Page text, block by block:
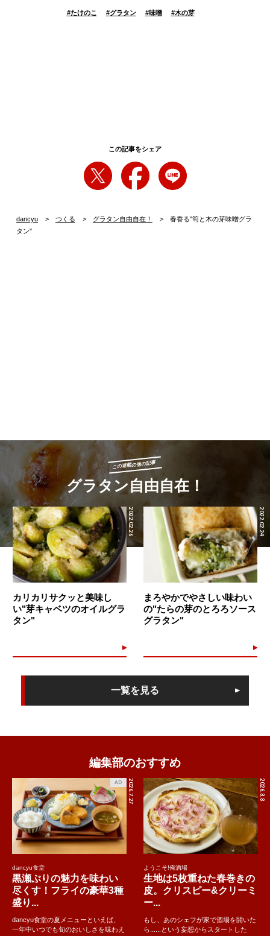
#たけのこ #グラタン #味噌 #木の芽
この記事をシェア
dancyu つくる グラタン自由自在！
春香る"筍と木の芽味噌グラ
タン"
この連載の他の記事
グラタン自由自在！
2022.02.26
カリカリサクッと美味し
い"芽キャベツのオイルグラ
タン"
2022.02.24
まろやかでやさしい味わい
の"たらの芽のとろろソース
グラタン"
一覧を見る
編集部のおすすめ
2026.7.27
AD
dancyu食堂
黒瀬ぶりの魅力を味わい
尽くす！フライの豪華3種
盛り...
dancyu食堂の夏メニューといえば、
一年中いつでも旬のおいしさを味わえ
2026.8.8
ようこそ!俺酒場
生地は5枚重ねた春巻きの
皮。クリスピー&クリーミ
ー...
もし、あのシェフが家で酒場を開いた
ら......という妄想からスタートした